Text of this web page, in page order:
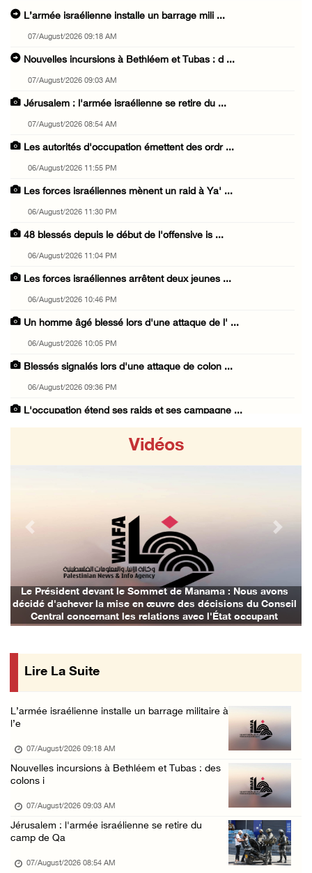
L’armée israélienne installe un barrage mili ...
07/August/2026 09:18 AM
Nouvelles incursions à Bethléem et Tubas : d ...
07/August/2026 09:03 AM
Jérusalem : l'armée israélienne se retire du ...
07/August/2026 08:54 AM
Les autorités d'occupation émettent des ordr ...
06/August/2026 11:55 PM
Les forces israéliennes mènent un raid à Ya' ...
06/August/2026 11:30 PM
48 blessés depuis le début de l'offensive is ...
06/August/2026 11:04 PM
Les forces israéliennes arrêtent deux jeunes ...
06/August/2026 10:46 PM
Un homme âgé blessé lors d'une attaque de l' ...
06/August/2026 10:05 PM
Blessés signalés lors d'une attaque de colon ...
06/August/2026 09:36 PM
L'occupation étend ses raids et ses campagne ...
06/August/2026 07:43 PM
Deux blessés, dont un adolescent, lors d’une ...
06/August/2026 07:10 PM
Israël restitue la dépouille d’Alaa Sobeh, d ...
06/August/2026 07:02 PM
Tubas : déploiement militaire israélien et t ...
Environ 58 000 cas de varicelle recensés dan ...
Offensive israélienne à Qalandia : 16 Palest ...
06/August/2026 04:30 PM
Des ministres des affaires étrangères de hui ...
06/August/2026 03:06 PM
Croissant-Rouge : 16 blessés suite à l'agres ...
Vidéos
Le Président devant le Sommet de Manama : Nous avons
décidé d'achever la mise en œuvre des décisions du Conseil
Central concernant les relations avec l'État occupant
Previous Next
Lire La Suite
L’armée israélienne installe un barrage militaire à
l’e
07/August/2026 09:18 AM
Nouvelles incursions à Bethléem et Tubas : des
colons i
07/August/2026 09:03 AM
Jérusalem : l'armée israélienne se retire du
camp de Qa
07/August/2026 08:54 AM